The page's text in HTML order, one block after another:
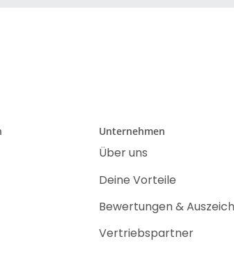
Unternehmen
Über uns
Deine Vorteile
Bewertungen &
Vertriebspartner